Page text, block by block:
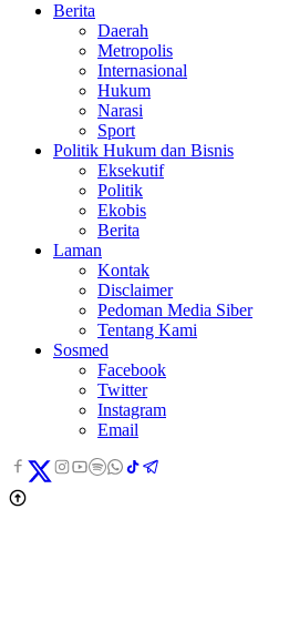
Berita
Daerah
Metropolis
Internasional
Hukum
Narasi
Sport
Politik Hukum dan Bisnis
Eksekutif
Politik
Ekobis
Berita
Laman
Kontak
Disclaimer
Pedoman Media Siber
Tentang Kami
Sosmed
Facebook
Twitter
Instagram
Email